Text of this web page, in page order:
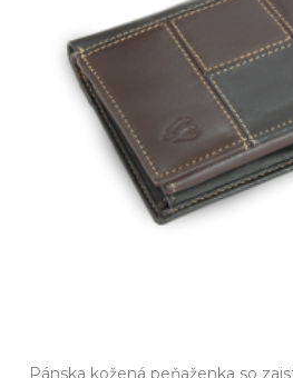
Pánska kožená peňaženka so